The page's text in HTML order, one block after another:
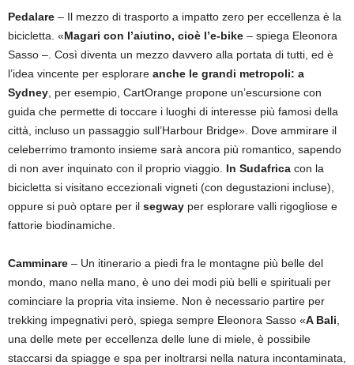
Pedalare – Il mezzo di trasporto a impatto zero per eccellenza è la
bicicletta. «Magari con l’aiutino, cioè l’e-bike – spiega Eleonora
Sasso –. Così diventa un mezzo davvero alla portata di tutti, ed è
l’idea vincente per esplorare anche le grandi metropoli: a
Sydney , per esempio, CartOrange propone un’escursione con
guida che permette di toccare i luoghi di interesse più famosi della
città, incluso un passaggio sull’Harbour Bridge». Dove ammirare il
celeberrimo tramonto insieme sarà ancora più romantico, sapendo
di non aver inquinato con il proprio viaggio. In Sudafrica con la
bicicletta si visitano eccezionali vigneti (con degustazioni incluse),
oppure si può optare per il segway per esplorare valli rigogliose e
fattorie biodinamiche.
Camminare – Un itinerario a piedi fra le montagne più belle del
mondo, mano nella mano, è uno dei modi più belli e spirituali per
cominciare la propria vita insieme. Non è necessario partire per
trekking impegnativi però, spiega sempre Eleonora Sasso «A Bali
una delle mete per eccellenza delle lune di miele, è possibile
staccarsi da spiagge e spa per inoltrarsi nella natura incontaminata,